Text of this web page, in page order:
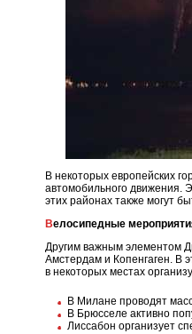
В некоторых европейских
автомобильного движения.
этих районах также могут
Велосипедные
Другим важным элементом
Амстердам и Копенгаген. В
в некоторых местах
В Милане проводят
В Брюсселе активно
Лиссабон организует